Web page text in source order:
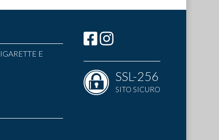
E
SSL-256
SITO SICURO